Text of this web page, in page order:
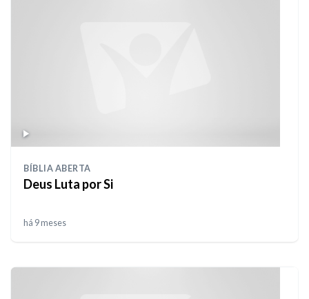
BÍBLIA ABERTA
Deus Luta por Si
há 9 meses